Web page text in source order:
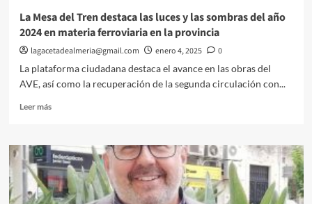
La Mesa del Tren destaca las luces y las sombras del año
2024 en materia ferroviaria en la provincia
lagacetadealmeria@gmail.com enero 4, 2025
0
La plataforma ciudadana destaca el avance en las obras del
AVE, así como la recuperación de la segunda circulación con...
Leer másLeer
La
Mesa
del
Tren
destaca